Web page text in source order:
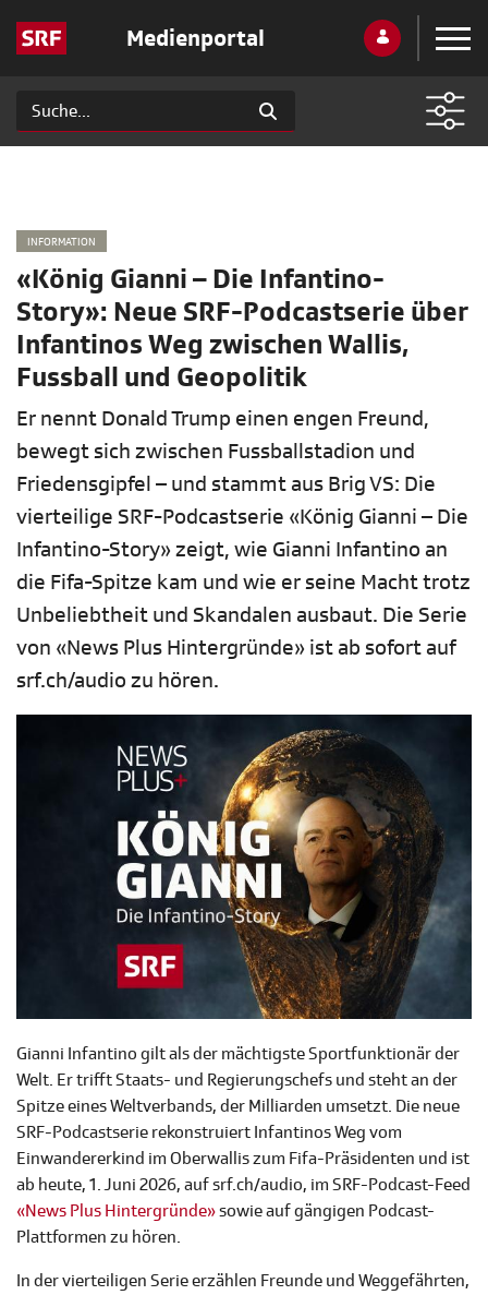
Medienportal
INFORMATION
«König Gianni – Die Infantino-
Story»: Neue SRF-Podcastserie über
Infantinos Weg zwischen Wallis,
Fussball und Geopolitik
Er nennt Donald Trump einen engen Freund,
bewegt sich zwischen Fussballstadion und
Friedensgipfel – und stammt aus Brig VS: Die
vierteilige SRF-Podcastserie «König Gianni – Die
Infantino-Story» zeigt, wie Gianni Infantino an
die Fifa-Spitze kam und wie er seine Macht trotz
Unbeliebtheit und Skandalen ausbaut. Die Serie
von «News Plus Hintergründe» ist ab sofort auf
srf.ch/audio zu hören.
Gianni Infantino gilt als der mächtigste Sportfunktionär der
Welt. Er trifft Staats- und Regierungschefs und steht an der
Spitze eines Weltverbands, der Milliarden umsetzt. Die neue
SRF-Podcastserie rekonstruiert Infantinos Weg vom
Einwandererkind im Oberwallis zum Fifa-Präsidenten und ist
ab heute, 1. Juni 2026, auf srf.ch/audio, im SRF-Podcast-Feed
«News Plus Hintergründe»sowie auf gängigen Podcast-
Plattformen zu hören.
In der vierteiligen Serie erzählen Freunde und Weggefährten,